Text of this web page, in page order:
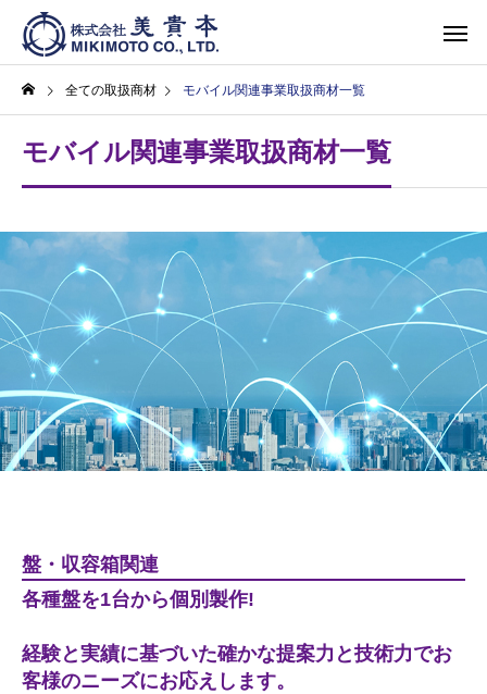
全ての取扱商材 モバイル関連事業取扱商材一覧
モバイル関連事業取扱商材一覧
盤・収容箱関連
各種盤を1台から個別製作!
経験と実績に基づいた確かな提案力と技術力でお
客様のニーズにお応えします。